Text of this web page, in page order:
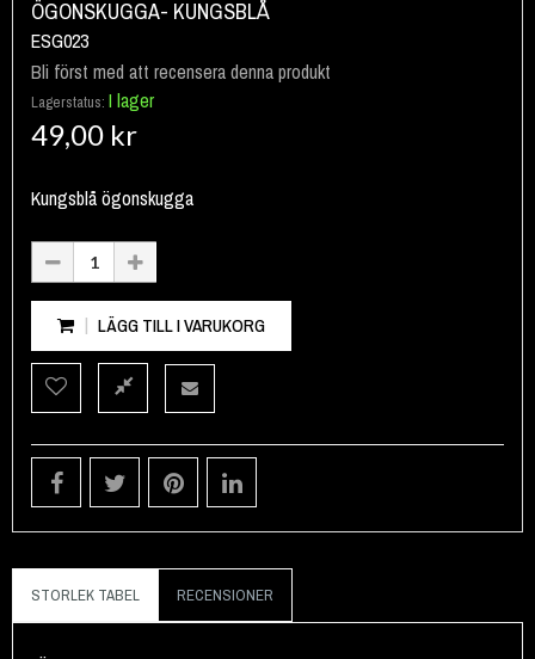
början
bildgalleriet
ÖGONSKUGGA- KUNGSBLÅ
ESG023
Bli först med att recensera denna produkt
Lagerstatus: I lager
49,00 kr
Kungsblå ögonskugga
LÄGG TILL I VARUKORG
STORLEK TABEL RECENSIONER